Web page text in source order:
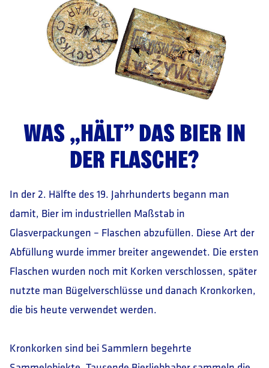
WAS „HÄLT” DAS BIER IN
DER FLASCHE?
In der 2. Hälfte des 19. Jahrhunderts begann man
damit, Bier im industriellen Maßstab in
Glasverpackungen – Flaschen abzufüllen. Diese Art der
Abfüllung wurde immer breiter angewendet. Die ersten
Flaschen wurden noch mit Korken verschlossen, später
nutzte man Bügelverschlüsse und danach Kronkorken,
die bis heute verwendet werden.
Kronkorken sind bei Sammlern begehrte